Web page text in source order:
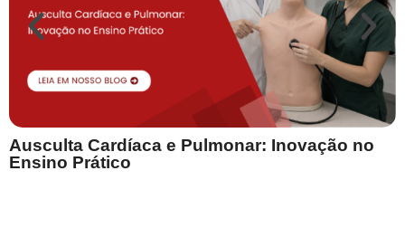
Ausculta Cardíaca e Pulmonar: Inovação no
Ensino Prático